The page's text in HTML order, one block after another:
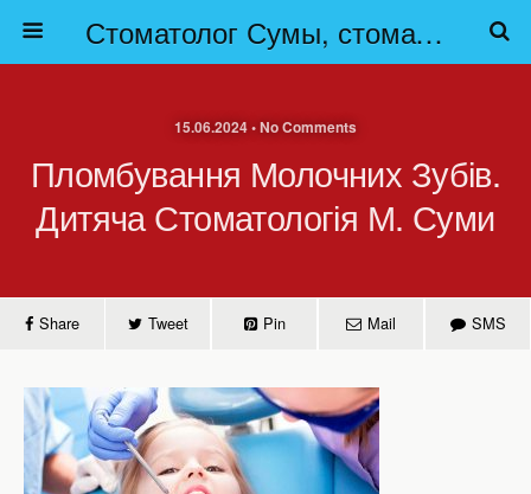
Стоматолог Сумы, стоматологические клиники Сумы, детская стоматология в Сумах. | Частная стоматология Сумы
15.06.2024 • No Comments
Пломбування Молочних Зубів.
Дитяча Стоматологія М. Суми
Share Tweet Pin Mail SMS